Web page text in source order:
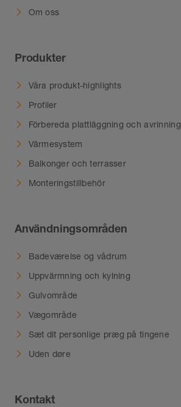
Om oss
Produkter
Våra produkt-highlights
Profiler
Förbereda plattläggning och avrinning
Värmesystem
Balkonger och terrasser
Monteringstillbehör
Användningsområden
Badeværelse og vådrum
Uppvärmning och kylning
Gulvområde
Vægområde
Sæt dit personlige præg på tingene
Uden døre
Kontakt